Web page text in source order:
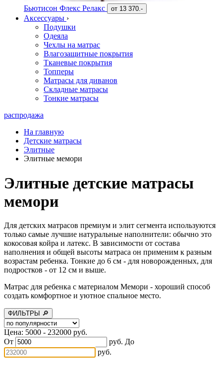
Бьютисон Флекс Релакс от 13 370.-
Аксессуары ›
Подушки
Одеяла
Чехлы на матрас
Влагозащитные покрытия
Тканевые покрытия
Топперы
Матрасы для диванов
Складные матрасы
Тонкие матрасы
распродажа
На главную
Детские матрасы
Элитные
Элитные мемори
Элитные детские матрасы
мемори
Для детских матрасов премиум и элит сегмента используются
только самые лучшие натуральные наполнители: обычно это
кокосовая койра и латекс. В зависимости от состава
наполнения и общей высоты матраса он применим к разным
возрастам ребенка. Тонкие до 6 см - для новорожденных, для
подростков - от 12 см и выше.
Матрас для ребенка с материалом Мемори - хороший способ
создать комфортное и уютное спальное место.
ФИЛЬТРЫ 🔎
Цена: 5000 - 232000 руб.
От
руб. До
руб.